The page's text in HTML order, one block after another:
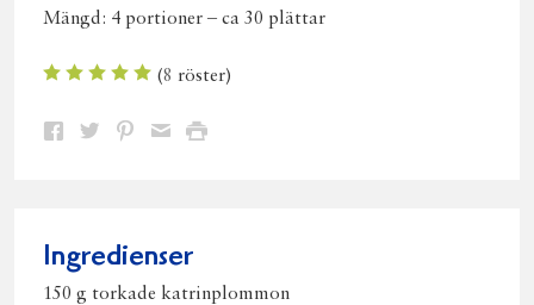
Mängd: 4 portioner – ca 30 plättar
(8 röster)
Dela Dela Dela DelaSkriv
Ingredienser
150 g torkade katrinplommon